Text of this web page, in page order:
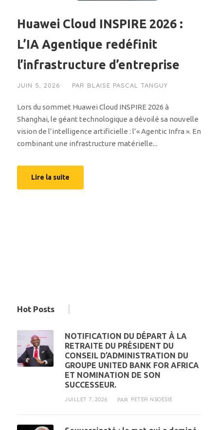
Huawei Cloud INSPIRE 2026 :
L’IA Agentique redéfinit
l’infrastructure d’entreprise
JUIN 5, 2026 PAR BLAISE PASCAL TANGUY
Lors du sommet Huawei Cloud INSPIRE 2026 à
Shanghai, le géant technologique a dévoilé sa nouvelle
vision de l’intelligence artificielle : l’« Agentic Infra ». En
combinant une infrastructure matérielle...
Lire la suite
Hot Posts
NOTIFICATION DU DÉPART À LA
RETRAITE DU PRÉSIDENT DU
CONSEIL D’ADMINISTRATION DU
GROUPE UNITED BANK FOR AFRICA
ET NOMINATION DE SON
SUCCESSEUR.
JUILLET 7, 2026 PAR PETER NSOESIE